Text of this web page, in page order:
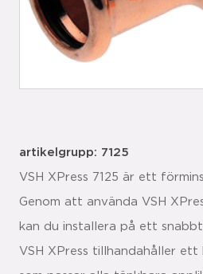
artikelgrupp: 7125
VSH XPress 7125 är ett
Genom att använda VSH
kan du installera på ett
VSH XPress tillhandahåller